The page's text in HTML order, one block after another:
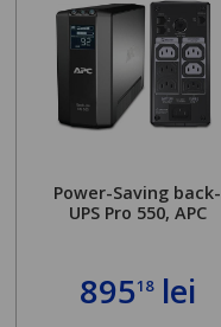
Power-Saving back-
UPS Pro 550, APC
89518lei